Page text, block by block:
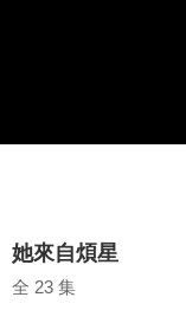
她來自煩星
全 23 集